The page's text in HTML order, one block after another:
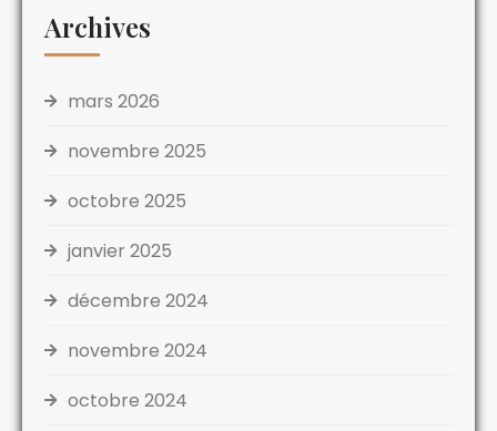
Archives
mars 2026
novembre 2025
octobre 2025
janvier 2025
décembre 2024
novembre 2024
octobre 2024